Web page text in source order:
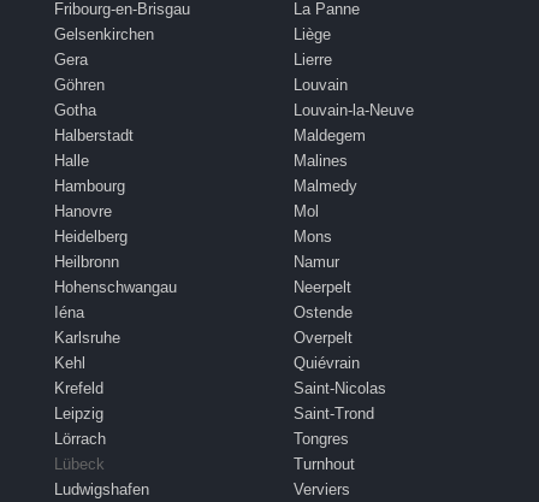
Fribourg-en-Brisgau
Gelsenkirchen
Gera
Göhren
Gotha
Halberstadt
Halle
Hambourg
Hanovre
Heidelberg
Heilbronn
Hohenschwangau
Iéna
Karlsruhe
Kehl
Krefeld
Leipzig
Lörrach
Lübeck
Ludwigshafen
La Panne
Liège
Lierre
Louvain
Louvain-la-Neuve
Maldegem
Malines
Malmedy
Mol
Mons
Namur
Neerpelt
Ostende
Overpelt
Quiévrain
Saint-Nicolas
Saint-Trond
Tongres
Turnhout
Verviers